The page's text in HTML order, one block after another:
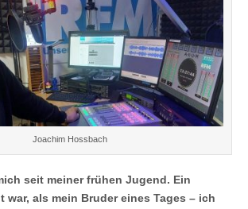
Joachim Hossbach
seit meiner frühen Jugend. Ein
war, als mein Bruder eines Tages – ich